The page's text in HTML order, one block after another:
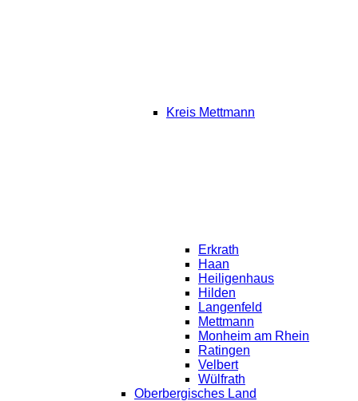
Kreis Mettmann
Erkrath
Haan
Heiligenhaus
Hilden
Langenfeld
Mettmann
Monheim am Rhein
Ratingen
Velbert
Wülfrath
Oberbergisches Land